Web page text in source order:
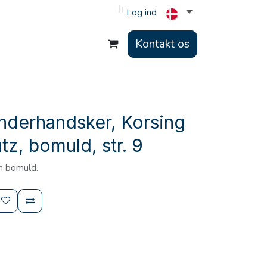
Log ind
Kontakt os
Korsing
bomuld, str. 9
bomuld.